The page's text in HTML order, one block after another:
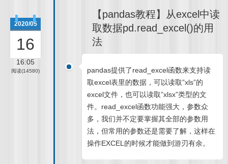
【pandas教程】从excel中读
取数据pd.read_excel()的用
法
2020/05
16
16:05
阅读(14580)
pandas提供了read_excel函数来支持读
取excel表里的数据，可以读取”xls”的
excel文件，也可以读取”xlsx”类型的文
件。read_excel函数功能强大，参数众
多，我们并不定要掌握其全部的参数用
法，但常用的参数还是需要了解，这样在
操作EXCEL的时候才能做到游刃有余。